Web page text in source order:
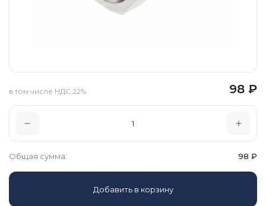
98 ₽
в том числе НДС 22%
Общая сумма: 98 ₽
Добавить в корзину